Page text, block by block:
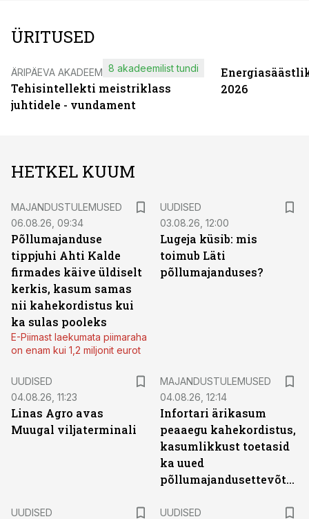
ÜRITUSED
ÄRIPÄEVA AKADEEMIA
Tehisintellekti meistriklass
juhtidele - vundament
8 akadeemilist tundi
2026
HETKEL KUUM
MAJANDUSTULEMUSED
06.08.26, 09:34
Põllumajanduse
tippjuhi Ahti Kalde
firmades käive üldiselt
kerkis, kasum samas
nii kahekordistus kui
ka sulas pooleks
E-Piimast laekumata piimaraha
on enam kui 1,2 miljonit eurot
UUDISED
03.08.26, 12:00
Lugeja küsib: mis
toimub Läti
põllumajanduses?
UUDISED
04.08.26, 11:23
Linas Agro avas
Muugal viljaterminali
MAJANDUSTULEMUSED
04.08.26, 12:14
Infortari ärikasum
peaaegu kahekordistus,
kasumlikkust toetasid
ka uued
põllumajandusettevõtted
UUDISED
UUDISED